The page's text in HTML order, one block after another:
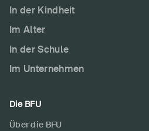
In der Kindheit
Im Alter
In der Schule
Im Unternehmen
Die BFU
Über die BFU